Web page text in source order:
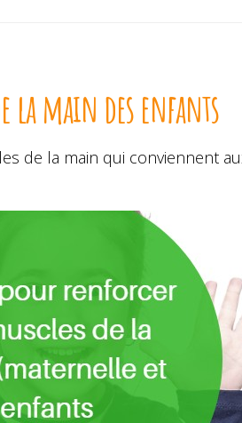
la main des enfants
de la main qui conviennent